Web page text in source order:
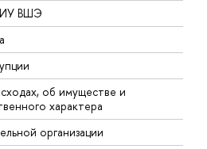
ВШЭ
об имуществе и
характера
организации